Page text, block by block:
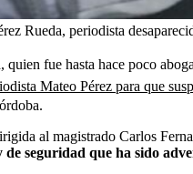
Rueda, periodista
quien fue hasta hace poco
Mateo Pérez para que
al magistrado Carlos
seguridad que ha sido